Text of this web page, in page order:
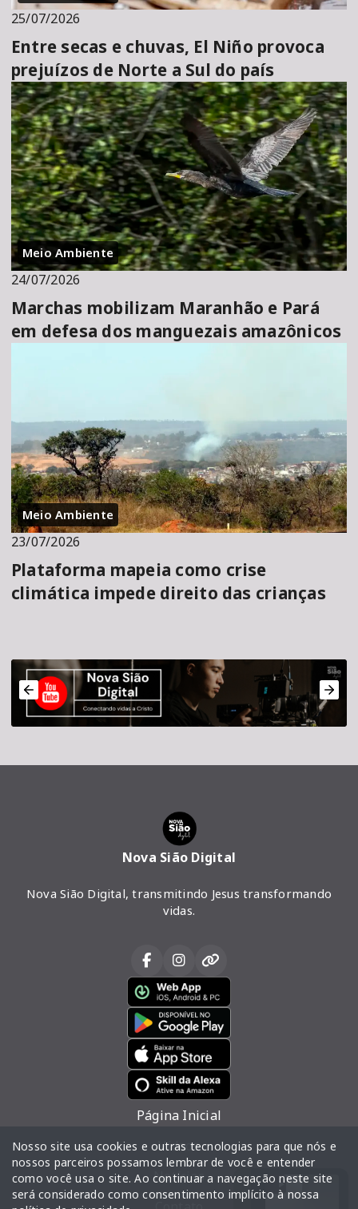
25/07/2026
Entre secas e chuvas, El Niño provoca
prejuízos de Norte a Sul do país
Meio Ambiente
24/07/2026
Marchas mobilizam Maranhão e Pará
em defesa dos manguezais amazônicos
Meio Ambiente
23/07/2026
Plataforma mapeia como crise
climática impede direito das crianças
Nova Sião Digital
Nova Sião Digital, transmitindo Jesus transformando
vidas.
Página Inicial
Vídeos
Notícias
Nosso site usa cookies e outras tecnologias para que nós e
nossos parceiros possamos lembrar de você e entender
como você usa o site. Ao continuar a navegação neste site
será considerado como consentimento implícito à nossa